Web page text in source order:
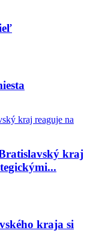
kraj
kraja si